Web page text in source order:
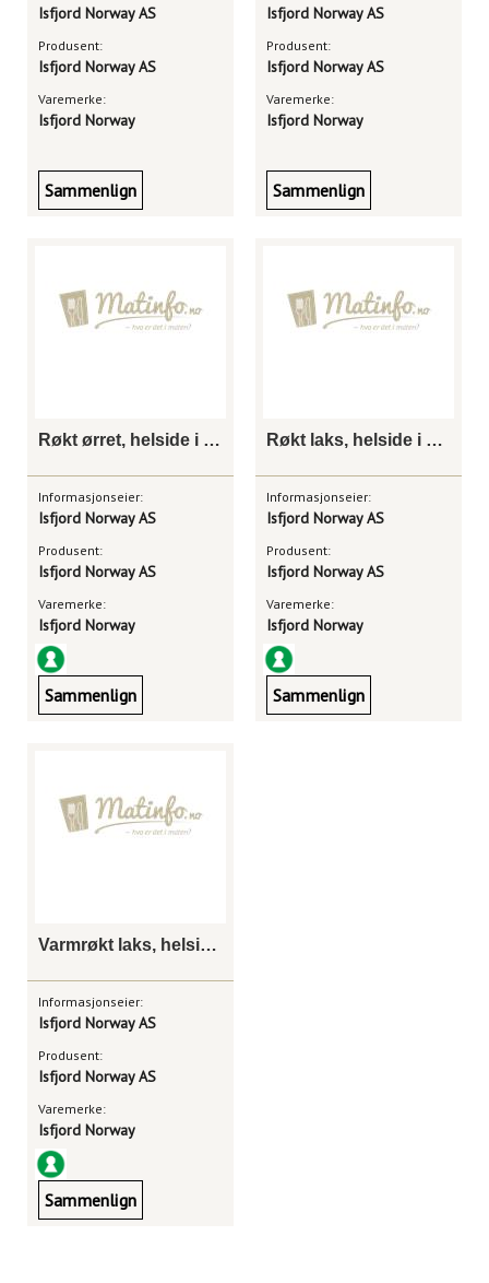
Isfjord Norway AS
Produsent:
Isfjord Norway AS
Varemerke:
Isfjord Norway
Sammenlign
Isfjord Norway AS
Produsent:
Isfjord Norway AS
Varemerke:
Isfjord Norway
Sammenlign
Røkt ørret, helside i skiver, fryst
Informasjonseier:
Isfjord Norway AS
Produsent:
Isfjord Norway AS
Varemerke:
Isfjord Norway
Sammenlign
Røkt laks, helside i skiver
Informasjonseier:
Isfjord Norway AS
Produsent:
Isfjord Norway AS
Varemerke:
Isfjord Norway
Sammenlign
Varmrøkt laks, helside sitronpepper
Informasjonseier:
Isfjord Norway AS
Produsent:
Isfjord Norway AS
Varemerke:
Isfjord Norway
Sammenlign